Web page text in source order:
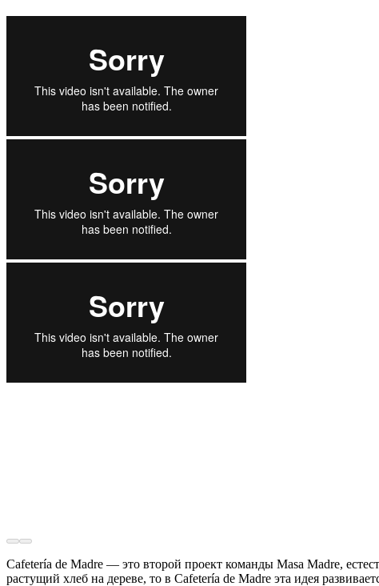
Cafetería de Madre — это второй проект команды Masa Madre,
растущий хлеб на дереве, то в Cafetería de Madre эта идея